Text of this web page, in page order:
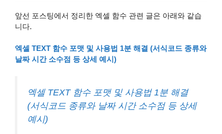
앞선 포스팅에서 정리한 엑셀 함수 관련 글은 아래와 같습
니다.
엑셀 TEXT 함수 포맷 및 사용법 1분 해결 (서식코드 종류와
날짜 시간 소수점 등 상세 예시)
엑셀 TEXT 함수 포맷 및 사용법 1분 해결
(서식코드 종류와 날짜 시간 소수점 등 상세
예시)